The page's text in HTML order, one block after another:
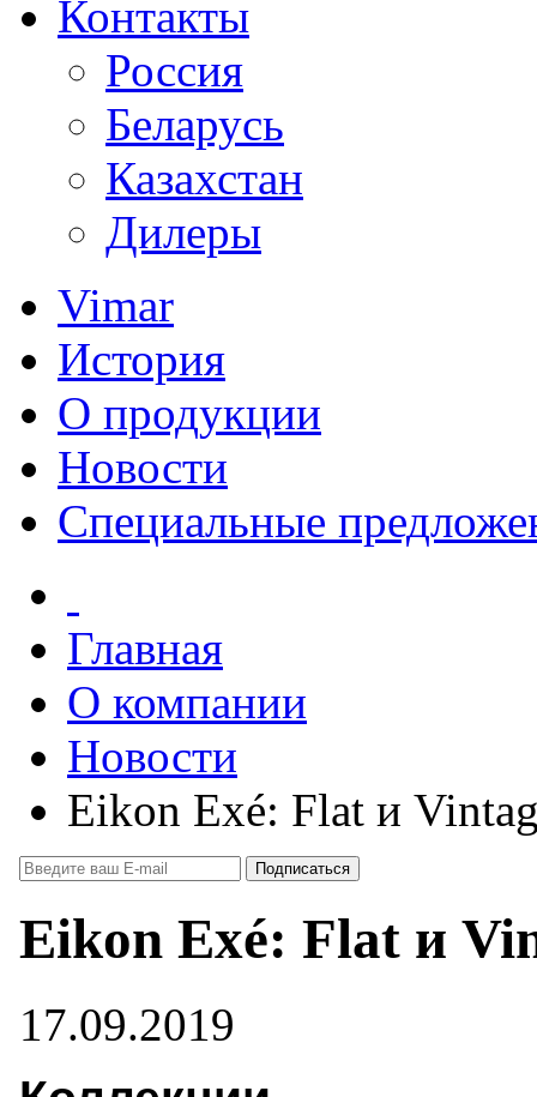
Контакты
Россия
Беларусь
Казахстан
Дилеры
Vimar
История
О продукции
Новости
Специальные
Главная
О компании
Новости
Eikon Exé: Flat и
Eikon Exé: Flat и
17.09.2019